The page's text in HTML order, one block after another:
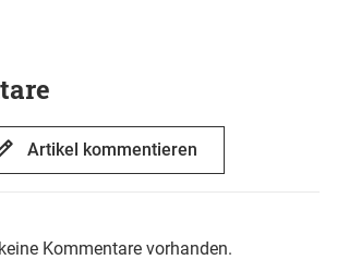
Artikel kommentieren
Kommentare vorhanden.